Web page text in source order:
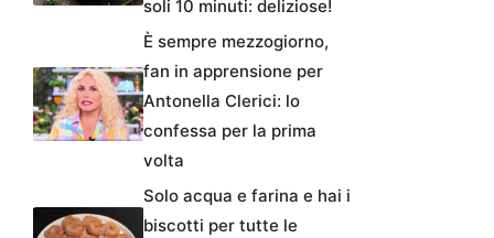
soli 10 minuti: deliziose!
È sempre mezzogiorno,
fan in apprensione per
Antonella Clerici: lo
confessa per la prima
volta
Solo acqua e farina e hai i
biscotti per tutte le